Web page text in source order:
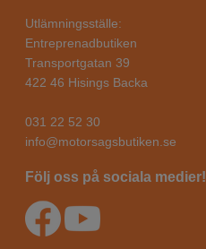
Utlämningsställe:
Entreprenadbutiken
Transportgatan 39
422 46 Hisings Backa
031 22 52 30
info@motorsagsbutiken.se
Följ oss på sociala medier!